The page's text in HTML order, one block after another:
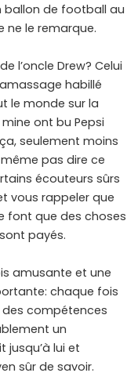
ballon de football au
ne le remarque.
l’oncle Drew? Celui
habillé
le monde sur la
ont bu Pepsi
seulement moins
pas dire ce
écouteurs sûrs
vous rappeler que
font que des choses
payés.
amusante et une
chaque fois
compétences
un
jusqu’à lui et
sûr de savoir.